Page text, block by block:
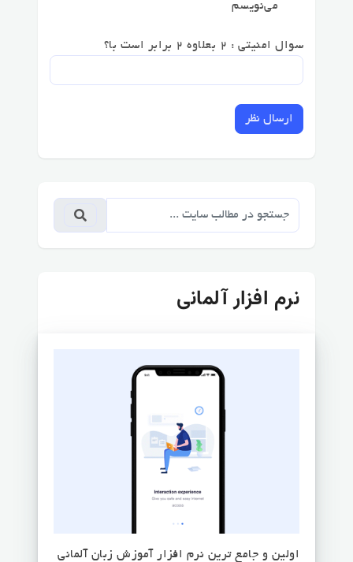
می‌نویسم
سوال امنیتی : 2 بعلاوه 2 برابر است با؟
ارسال نظر
نرم افزار آلمانی
اولین و جامع ترین نرم افزار آموزش زبان آلمانی